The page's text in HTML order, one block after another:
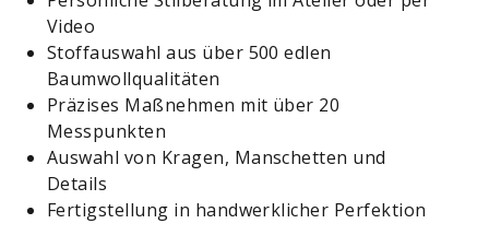
Video
Stoffauswahl aus über 500 edlen
Baumwollqualitäten
Präzises Maßnehmen mit über 20
Messpunkten
Auswahl von Kragen, Manschetten und
Details
Fertigstellung in handwerklicher Perfektion